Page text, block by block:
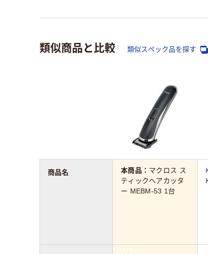
類似商品と比較 類似スペック品を探す
商品名 本商品： マクロス ス
ティックヘアカッタ
ー MEBM-53 1台